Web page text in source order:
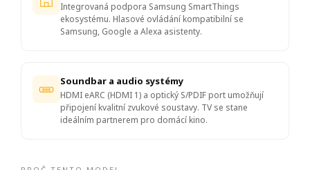
Integrovaná podpora Samsung SmartThings
ekosystému. Hlasové ovládání kompatibilní se
Samsung, Google a Alexa asistenty.
Soundbar a audio systémy
HDMI eARC (HDMI 1) a optický S/PDIF port umožňují
připojení kvalitní zvukové soustavy. TV se stane
ideálním partnerem pro domácí kino.